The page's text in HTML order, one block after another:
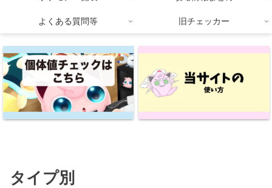
よくある質問等 旧チェッカー
タイプ別